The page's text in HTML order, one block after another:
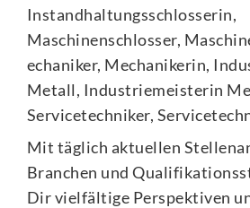
Instandhaltungsschlosserin,
Maschinenschlosser,
echaniker, Mechanikerin,
Metall, Industriemeisterin
Servicetechniker,
Mit täglich aktuellen
Branchen und
Dir vielfältige Perspektiven